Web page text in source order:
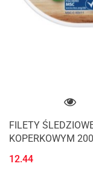
FILETY
KOPERKOWYM
12.44